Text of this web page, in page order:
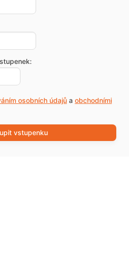
osobních údajůa obchodními
vstupenku